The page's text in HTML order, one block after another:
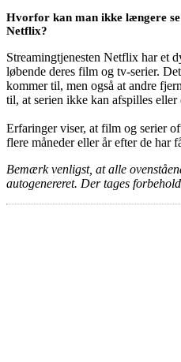
Hvorfor kan man ikke længere
Netflix?
Streamingtjenesten Netflix har et
løbende deres film og tv-serier.
kommer til, men også at andre
til, at serien ikke kan afspilles
Erfaringer viser, at film og serier
flere måneder eller år efter de har
Bemærk venligst, at alle
autogenereret. Der tages